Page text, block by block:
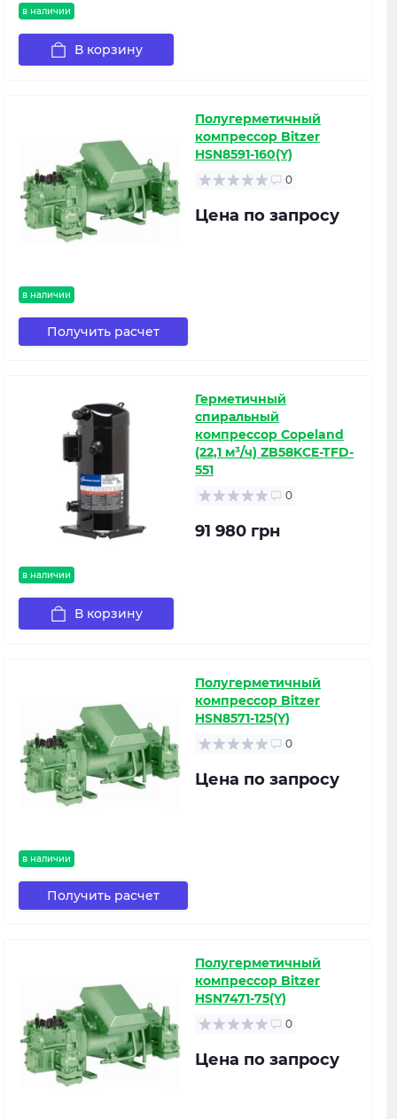
в наличии
В корзину
в наличии
Полугерметичный
компрессор Bitzer
HSN8591-160(Y)
0
Цена по запросу
Получить расчет
в наличии
Герметичный
спиральный
компрессор Copeland
(22,1 м³/ч) ZB58KCE-TFD-
551
0
91 980 грн
В корзину
в наличии
Полугерметичный
компрессор Bitzer
HSN8571-125(Y)
0
Цена по запросу
Получить расчет
Полугерметичный
компрессор Bitzer
HSN7471-75(Y)
0
Цена по запросу